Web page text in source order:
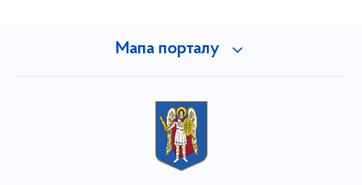
Мапа порталу